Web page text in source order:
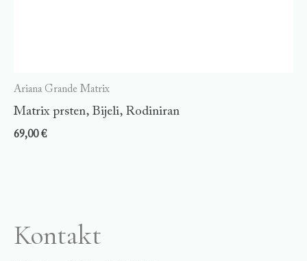
Ariana Grande Matrix
Matrix prsten, Bijeli, Rodiniran
69,00€
Kontakt